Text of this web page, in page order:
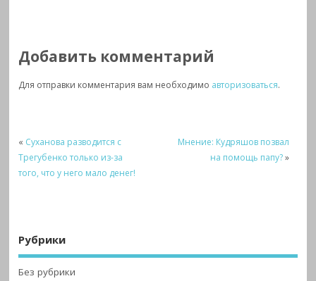
Добавить комментарий
Для отправки комментария вам необходимо авторизоваться.
« Суханова разводится с
Трегубенко только из-за
того, что у него мало денег!
Мнение: Кудряшов позвал
на помощь папу?»
Рубрики
Без рубрики